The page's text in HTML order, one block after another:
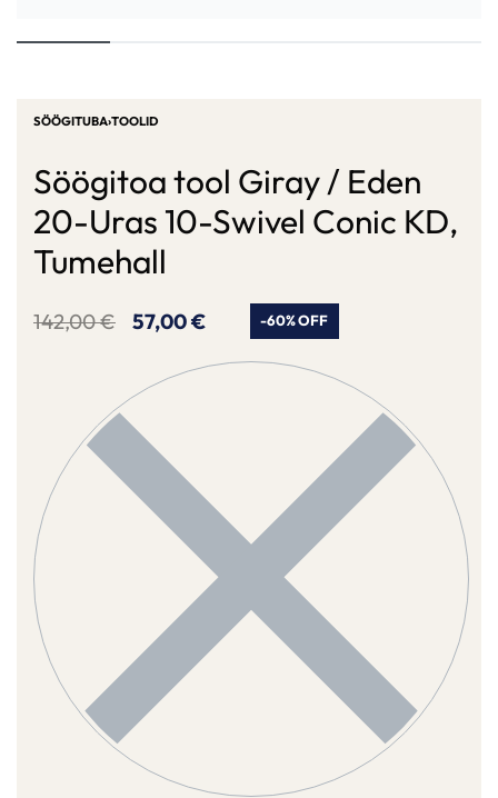
SÖÖGITUBA›TOOLID
Söögitoa tool Giray / Eden
20-Uras 10-Swivel Conic KD,
Tumehall
142,00€ 57,00€ -60% OFF